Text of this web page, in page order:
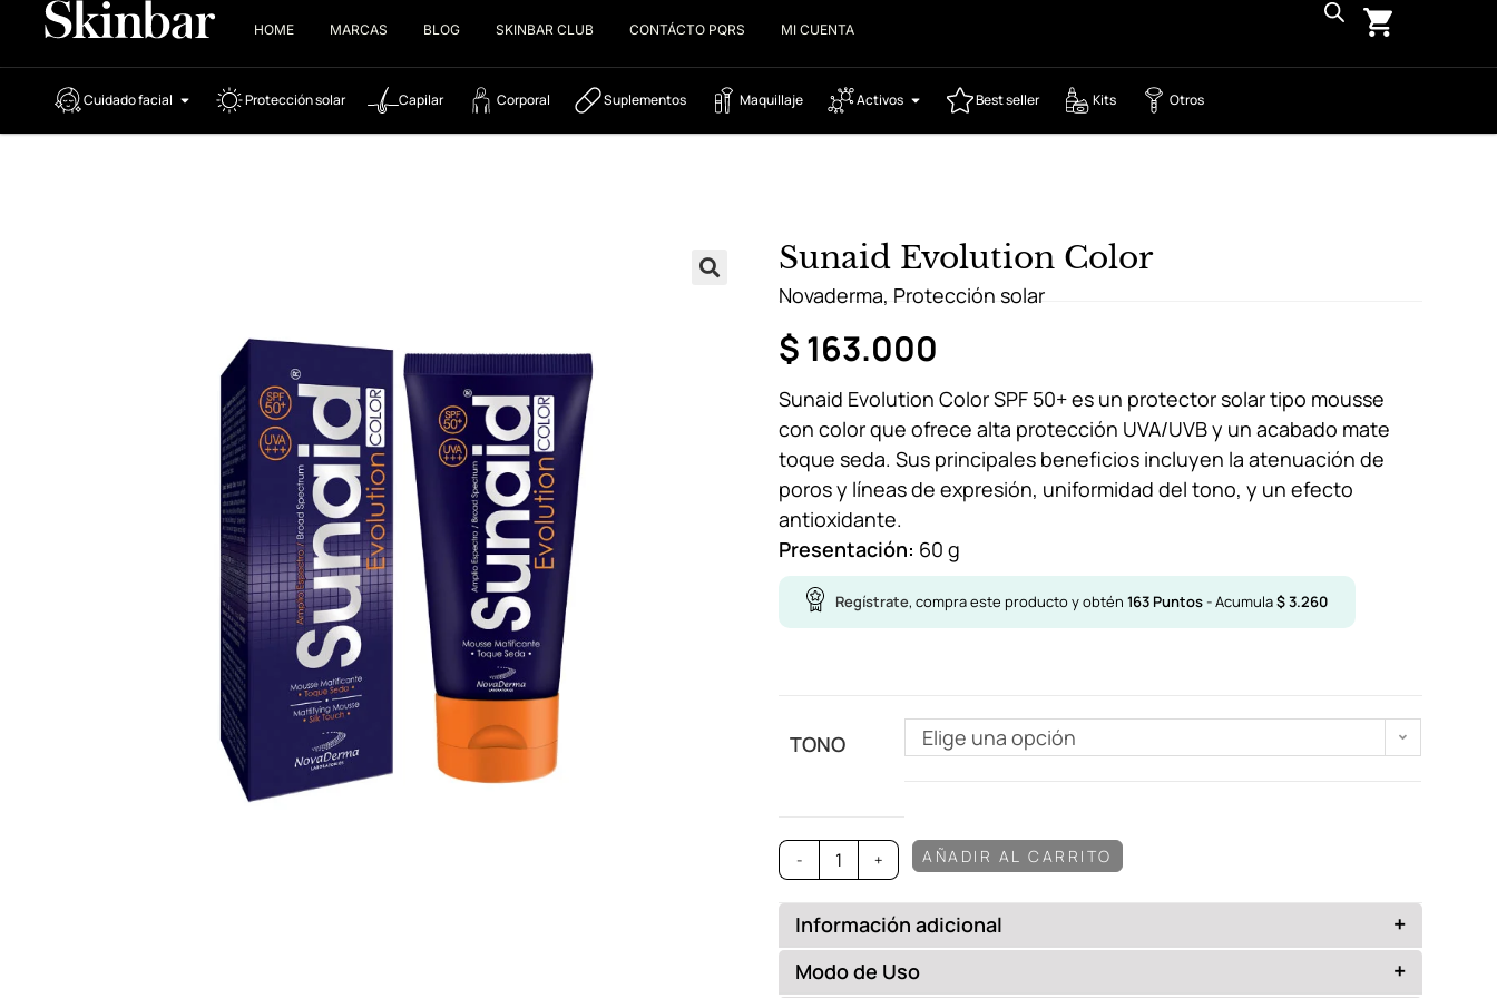
HOME MARCAS BLOG SKINBAR CLUB CONTÁCTO PQRS MI CUENTA
Cuidado facial Protección solar Capilar Corporal Suplementos Maquillaje Activos Best seller Kits Otros
Sunaid Evolution Color
Novaderma, Protección solar
$163.000
Sunaid Evolution Color SPF 50+ es un protector solar tipo mousse
con color que ofrece alta protección UVA/UVB y un acabado mate
toque seda. Sus principales beneficios incluyen la atenuación de
poros y líneas de expresión, uniformidad del tono, y un efecto
antioxidante.
Presentación: 60 g
Regístrate, compra este producto y obtén163Puntos- Acumula$3.260
TONO Elige una opción
- + AÑADIR AL CARRITO
Información adicional +
Información adicional
Modo de Uso +